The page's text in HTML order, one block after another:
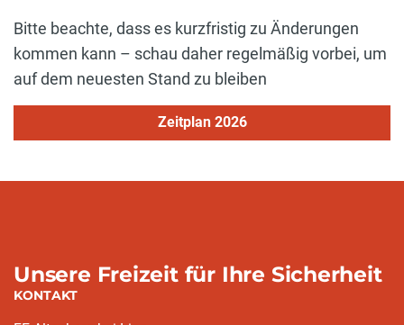
Bitte beachte, dass es kurzfristig zu Änderungen
kommen kann – schau daher regelmäßig vorbei, um
auf dem neuesten Stand zu bleiben
Zeitplan 2026
Unsere Freizeit für Ihre Sicherheit
KONTAKT